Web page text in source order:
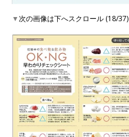
▼次の画像は下へスクロール (18/37)